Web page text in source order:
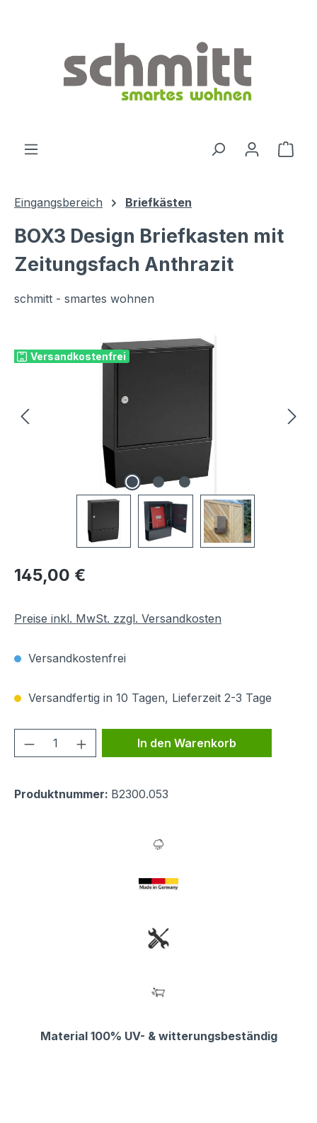
Eingangsbereich Briefkästen
BOX3 Design Briefkasten mit
Zeitungsfach Anthrazit
schmitt - smartes wohnen
Versandkostenfrei
Regulärer Preis:
145,00 €
Preise inkl. MwSt. zzgl. Versandkosten
Versandkostenfrei
Versandfertig in 10 Tagen, Lieferzeit 2-3 Tage
Produkt Anzahl: Gib den
In den Warenkorb
Produktnummer: B2300.053
Material 100% UV- & witterungsbeständig